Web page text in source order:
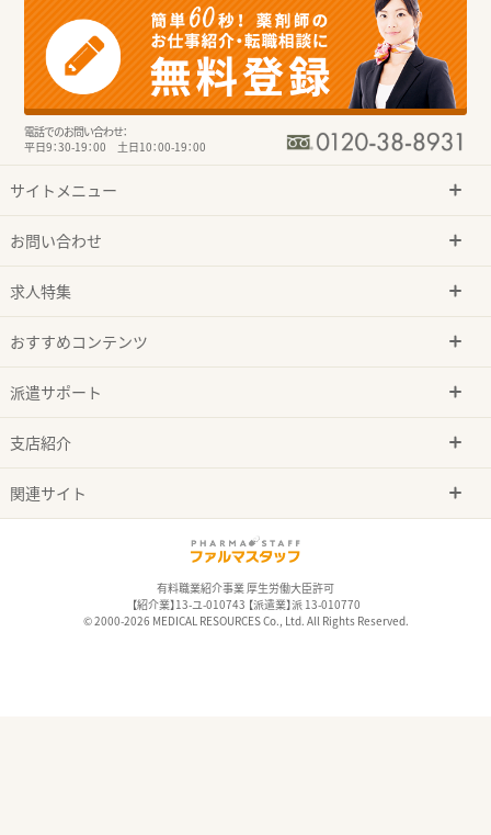
電話でのお問い合わせ：
平日9：30-19：00 土日10：00-19：00
サイトメニュー
お問い合わせ
求人特集
おすすめコンテンツ
派遣サポート
支店紹介
関連サイト
有料職業紹介事業 厚生労働大臣許可
【紹介業】13-ユ-010743 【派遣業】派 13-010770
© 2000-2026 MEDICAL RESOURCES Co., Ltd. All Rights Reserved.